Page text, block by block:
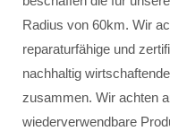
Radius von 60km. Wir
reparaturfähige und
nachhaltig
zusammen. Wir achten
wiederverwendbare